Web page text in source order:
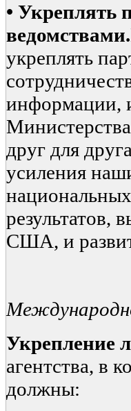
• Укреплять
ведомствами.
укреплять
информации,
друг для
усиления
результатов,
США, и
Укрепление
агентства, в
должны: